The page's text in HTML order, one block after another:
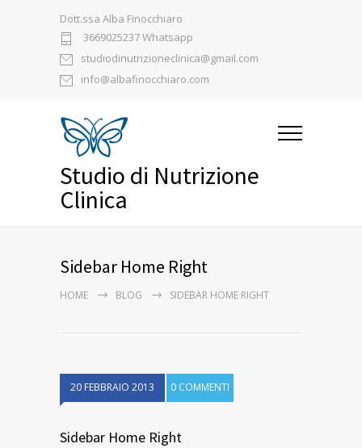
Dott.ssa Alba Finocchiaro
3669025237 Whatsapp
studiodinutrizioneclinica@gmail.com
info@albafinocchiaro.com
Studio di Nutrizione
Clinica
Sidebar Home Right
HOME BLOG SIDEBAR HOME RIGHT
20 FEBBRAIO 2013 0 COMMENTI
Sidebar Home Right